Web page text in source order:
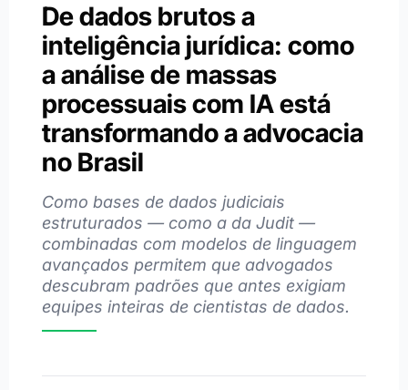
De dados brutos a
inteligência jurídica: como
a análise de massas
processuais com IA está
transformando a advocacia
no Brasil
Como bases de dados judiciais
estruturados — como a da Judit —
combinadas com modelos de linguagem
avançados permitem que advogados
descubram padrões que antes exigiam
equipes inteiras de cientistas de dados.